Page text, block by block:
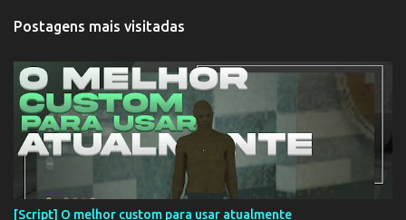
o
e
n
t
á
r
i
Postagens mais visitadas
[Script] O melhor custom para usar atualmente